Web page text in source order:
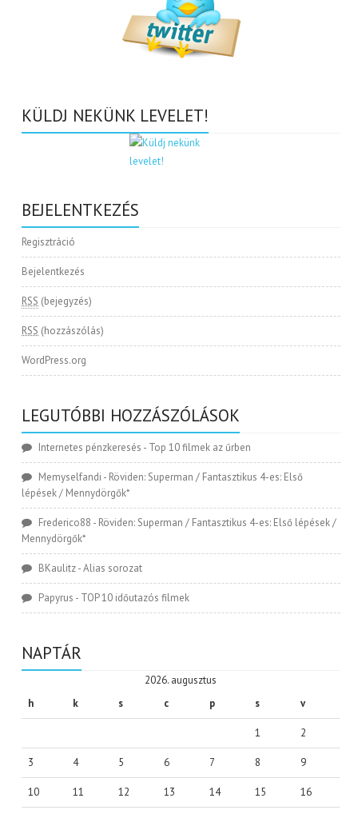
KÜLDJ NEKÜNK LEVELET!
BEJELENTKEZÉS
Regisztráció
Bejelentkezés
RSS (bejegyzés)
RSS (hozzászólás)
WordPress.org
LEGUTÓBBI HOZZÁSZÓLÁSOK
Internetes pénzkeresés - Top 10 filmek az űrben
Memyselfandi - Röviden: Superman / Fantasztikus 4-es: Első
lépések / Mennydörgők*
Frederico88 - Röviden: Superman / Fantasztikus 4-es: Első lépések /
Mennydörgők*
BKaulitz-Alias sorozat
Papyrus - TOP 10 időutazós filmek
NAPTÁR
2026. augusztus
h
k s c p s v
1 2
3 4 5 6 7 8 9
10 11 12 13 14 15 16